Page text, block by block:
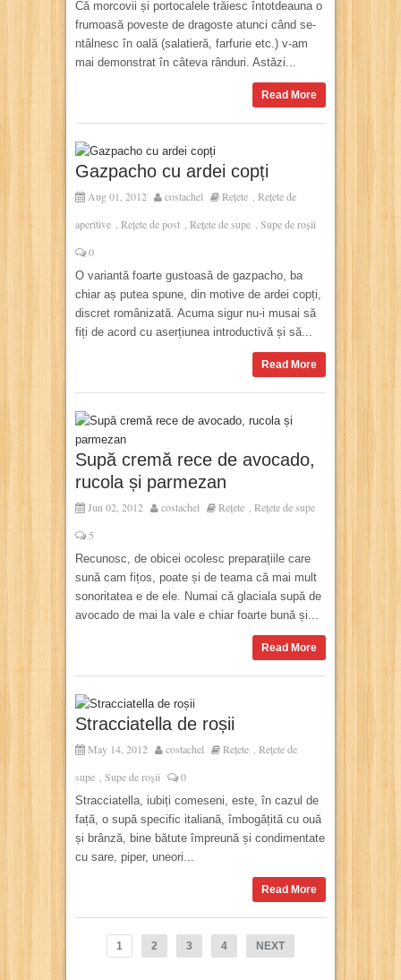
Că morcovii și portocalele trăiesc întotdeauna o
frumoasă poveste de dragoste atunci când se-
ntâlnesc în oală (salatieră, farfurie etc.) v-am
mai demonstrat în câteva rânduri. Astăzi...
Read More
Gazpacho cu ardei copți
Aug 01, 2012 costachel Rețete , Rețete de
aperitive , Rețete de post , Rețete de supe , Supe de roșii
0
O variantă foarte gustoasă de gazpacho, ba
chiar aș putea spune, din motive de ardei copți,
discret românizată. Acuma sigur nu-i musai să
fiți de acord cu aserțiunea introductivă și să...
Read More
Supă cremă rece de avocado,
rucola și parmezan
Jun 02, 2012 costachel Rețete , Rețete de supe
5
Recunosc, de obicei ocolesc preparațiile care
sună cam fițos, poate și de teama că mai mult
sonoritatea e de ele. Numai că glaciala supă de
avocado de mai la vale e chiar foarte bună și...
Read More
Stracciatella de roșii
May 14, 2012 costachel Rețete , Rețete de
supe , Supe de roșii 0
Stracciatella, iubiți comeseni, este, în cazul de
față, o supă specific italiană, îmbogățită cu ouă
și brânză, bine bătute împreună și condimentate
cu sare, piper, uneori...
Read More
1 2 3 4 NEXT